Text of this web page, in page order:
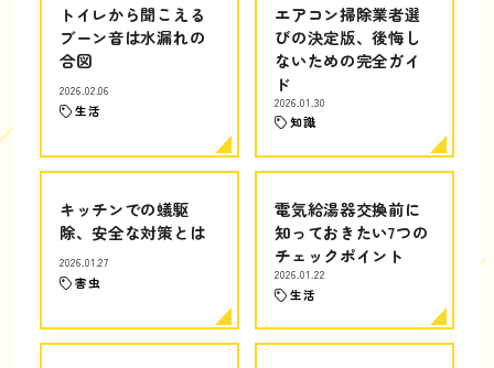
トイレから聞こえる
ブーン音は水漏れの
合図
2026.02.06
生活
エアコン掃除業者選
びの決定版、後悔し
ないための完全ガイ
ド
2026.01.30
知識
キッチンでの蟻駆
除、安全な対策とは
2026.01.27
害虫
電気給湯器交換前に
知っておきたい7つの
チェックポイント
2026.01.22
生活